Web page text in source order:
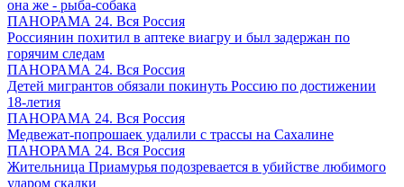
она же - рыба-собака
ПАНОРАМА 24. Вся Россия
Россиянин похитил в аптеке виагру и был задержан по
горячим следам
ПАНОРАМА 24. Вся Россия
Детей мигрантов обязали покинуть Россию по достижении
18-летия
ПАНОРАМА 24. Вся Россия
Медвежат-попрошаек удалили с трассы на Сахалине
ПАНОРАМА 24. Вся Россия
Жительница Приамурья подозревается в убийстве любимого
ударом скалки